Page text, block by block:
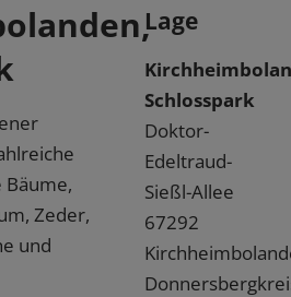
Zeder,
und
Lage
Schlosspark
Doktor-
Edeltraud-
Sießl-Allee
67292